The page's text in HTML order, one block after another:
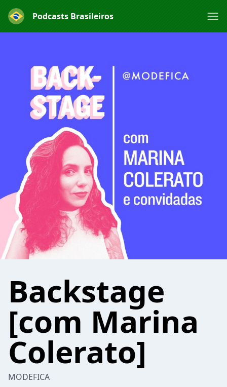
Podcasts Brasileiros
Backstage
[com Marina
Colerato]
MODEFICA